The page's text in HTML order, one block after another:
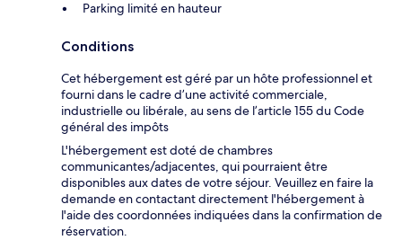
Parking limité en hauteur
Conditions
Cet hébergement est géré par un hôte professionnel et
fourni dans le cadre d’une activité commerciale,
industrielle ou libérale, au sens de l’article 155 du Code
général des impôts
L'hébergement est doté de chambres
communicantes/adjacentes, qui pourraient être
disponibles aux dates de votre séjour. Veuillez en faire la
demande en contactant directement l'hébergement à
l'aide des coordonnées indiquées dans la confirmation de
réservation.